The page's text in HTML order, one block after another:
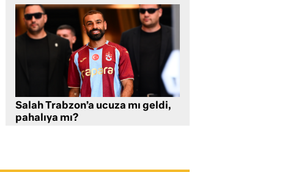
Salah Trabzon’a ucuza mı geldi,
pahalıya mı?